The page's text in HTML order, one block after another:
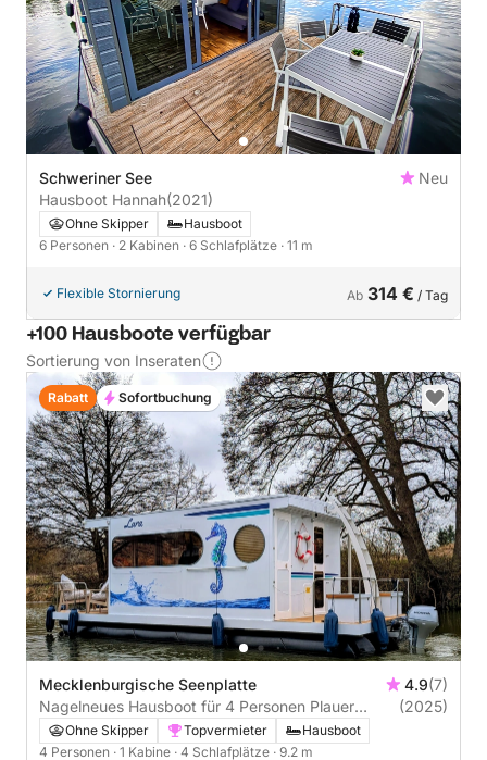
Schweriner See
Neu
Hausboot Hannah(2021)
Ohne Skipper
Hausboot
6 Personen · 2 Kabinen · 6 Schlafplätze · 11 m
Flexible Stornierung Ab 314 € / Tag
+100 Hausboote verfügbar
Sortierung von Inseraten
Mecklenburgische Seenplatte 4.9(7)
Nagelneues Hausboot für 4 Personen Plauer
Seenplatte oder Müritz
(2025)
Ohne Skipper Topvermieter
Hausboot
4 Personen · 1 Kabine · 4 Schlafplätze · 9.2 m
Rabatt Sofortbuchung